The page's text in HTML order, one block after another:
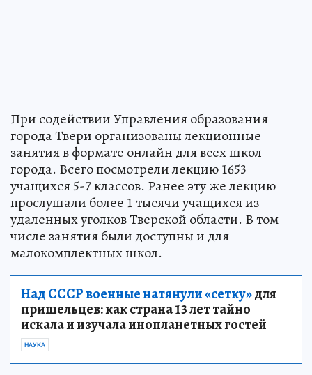
При содействии Управления образования
города Твери организованы лекционные
занятия в формате онлайн для всех школ
города. Всего посмотрели лекцию 1653
учащихся 5-7 классов. Ранее эту же лекцию
прослушали более 1 тысячи учащихся из
удаленных уголков Тверской области. В том
числе занятия были доступны и для
малокомплектных школ.
Над СССР военные натянули «сетку»для
пришельцев: как страна 13 лет тайно
искала и изучала инопланетных гостей
НАУКА